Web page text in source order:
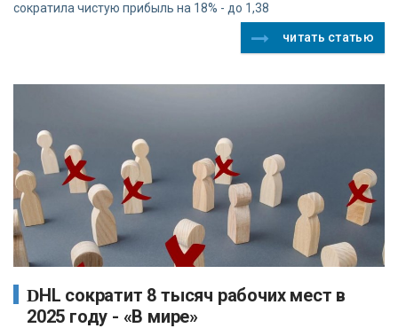
сократила чистую прибыль на 18% - до 1,38
читать статью
DHL сократит 8 тысяч рабочих мест в
2025 году - «В мире»